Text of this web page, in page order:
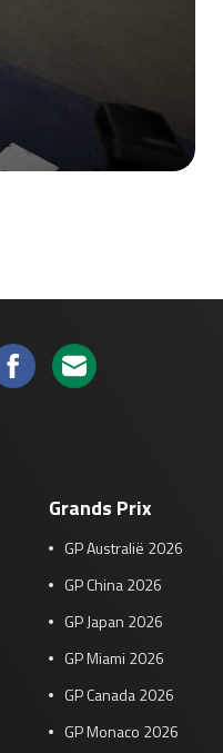
Grands Prix
GP Australië 2026
GP China 2026
GP Japan 2026
GP Miami 2026
GP Canada 2026
GP Monaco 2026